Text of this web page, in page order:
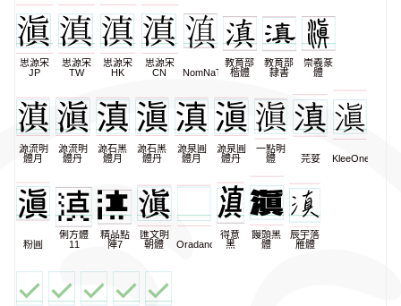
思源宋
JP
思源宋
TW
思源宋
HK
思源宋
CN
NomNaTong
教育部
楷體
教育部
隸書
崇羲篆
體
源流明
體月
源流明
體丹
源石黑
體月
源石黑
體丹
源泉圓
體月
源泉圓
體丹
一點明
體
芫荽 KleeOne
粉圓
俐方體
11
精品點
陣7
匯文明
朝體
Oradano
得意
黑
饅頭黑
體
辰宇落
雁體